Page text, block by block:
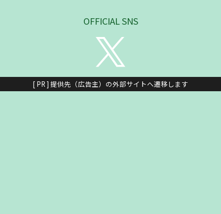
OFFICIAL SNS
[ PR ] 提供先（広告主）の外部サイトへ遷移します